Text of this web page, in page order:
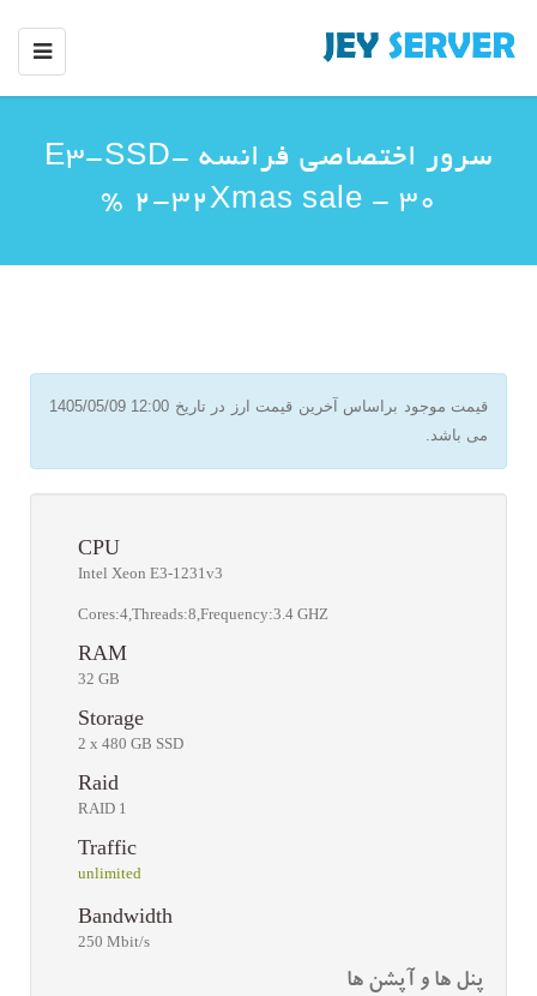
سرور اختصاصی فرانسه E3-SSD-
2-32Xmas sale - 30 %
قیمت موجود براساس آخرین قیمت ارز در تاریخ 1405/05/09 12:00
می باشد.
CPU
Intel Xeon E3-1231v3
Cores:4,Threads:8,Frequency:3.4 GHZ
RAM
32 GB
Storage
2 x 480 GB SSD
Raid
RAID 1
Traffic
unlimited
Bandwidth
250 Mbit/s
پنل ها و آپشن ها